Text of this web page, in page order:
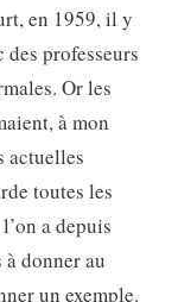
en 1959, il y
des professeurs
Or les
à mon
actuelles
toutes les
a depuis
à donner au
un exemple.